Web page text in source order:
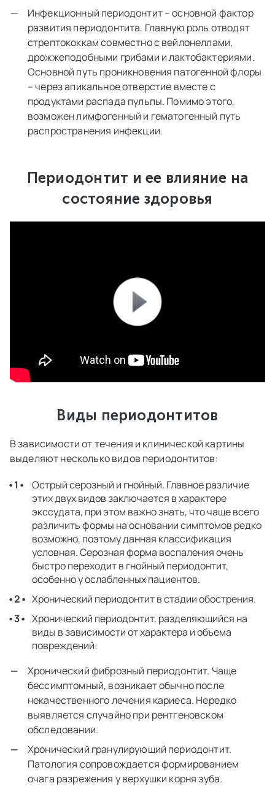
Инфекционный периодонтит – основной фактор
развития периодонтита. Главную роль отводят
стрептококкам совместно с вейлонеллами,
дрожжеподобными грибами и лактобактериями.
Основной путь проникновения патогенной флоры
– через апикальное отверстие вместе с
продуктами распада пульпы. Помимо этого,
возможен лимфогенный и гематогенный путь
распространения инфекции.
Периодонтит и ее влияние на
состояние здоровья
Виды периодонтитов
В зависимости от течения и клинической картины
выделяют несколько видов периодонтитов:
Острый серозный и гнойный. Главное различие
этих двух видов заключается в характере
экссудата, при этом важно знать, что чаще всего
различить формы на основании симптомов редко
возможно, поэтому данная классификация
условная. Серозная форма воспаления очень
быстро переходит в гнойный периодонтит,
особенно у ослабленных пациентов.
Хронический периодонтит в стадии обострения.
Хронический периодонтит, разделяющийся на
виды в зависимости от характера и объема
повреждений:
Хронический фиброзный периодонтит. Чаще
бессимптомный, возникает обычно после
некачественного лечения кариеса. Нередко
выявляется случайно при рентгеновском
обследовании.
Хронический гранулирующий периодонтит.
Патология сопровождается формированием
очага разрежения у верхушки корня зуба.